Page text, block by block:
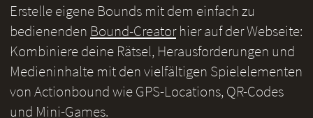
Erstelle eigene Bounds mit dem einfach zu
bedienenden Bound-Creatorhier auf der Webseite:
Kombiniere deine Rätsel, Herausforderungen und
Medieninhalte mit den vielfältigen Spielelementen
von Actionbound wie GPS-Locations, QR-Codes
und Mini-Games.